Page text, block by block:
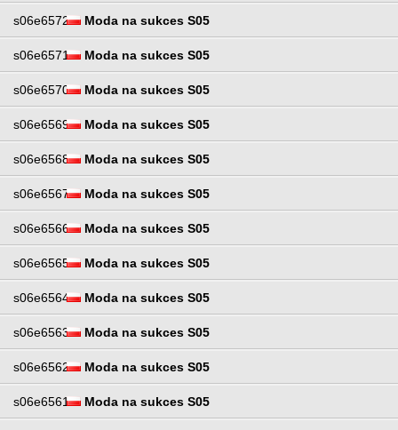
s06e6572 Moda na sukces S05
s06e6571 Moda na sukces S05
s06e6570 Moda na sukces S05
s06e6569 Moda na sukces S05
s06e6568 Moda na sukces S05
s06e6567 Moda na sukces S05
s06e6566 Moda na sukces S05
s06e6565 Moda na sukces S05
s06e6564 Moda na sukces S05
s06e6563 Moda na sukces S05
s06e6562 Moda na sukces S05
s06e6561 Moda na sukces S05